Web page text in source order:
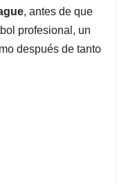
, antes de que
profesional, un
después de tanto